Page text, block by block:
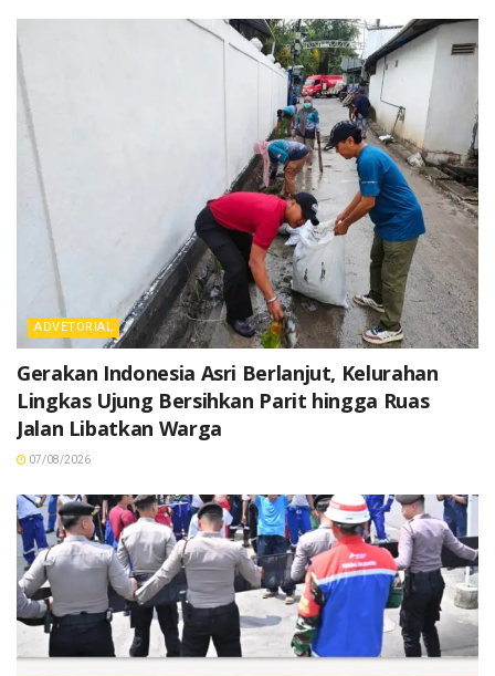
ADVETORIAL
Gerakan Indonesia Asri Berlanjut, Kelurahan
Lingkas Ujung Bersihkan Parit hingga Ruas
Jalan Libatkan Warga
07/08/2026